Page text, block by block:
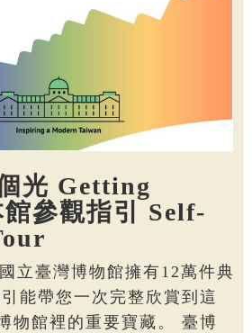
光 Getting
參觀指引 Self-
立臺灣博物館擁有12萬件典
能帶您一次完整欣賞到這
物館裡的重要寶藏。 臺博